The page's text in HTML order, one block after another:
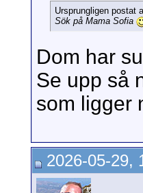
Ursprungligen postat
Sök på Mama Sofia
Dom har
Se upp så
som ligger
2026-05-29,